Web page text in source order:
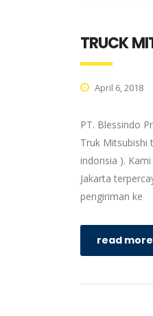
TRUCK
April 6, 2018
PT. Blessindo
Truk Mitsubishi
indonsia ).
Jakarta
pengiriman ke
read more